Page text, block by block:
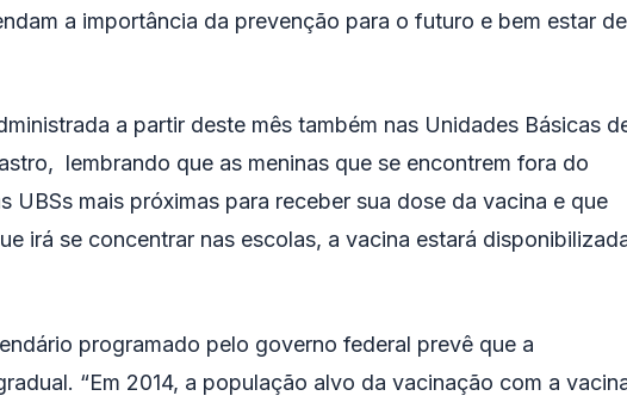
a importância da prevenção para o futuro e bem estar de
a partir deste mês também nas Unidades Básicas
lembrando que as meninas que se encontrem fora do
UBSs mais próximas para receber sua dose da vacina e que
irá se concentrar nas escolas, a vacina estará
programado pelo governo federal prevê que a
“Em 2014, a população alvo da vacinação com a